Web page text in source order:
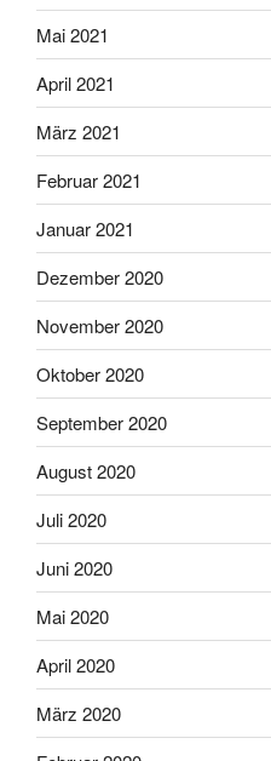
Mai 2021
April 2021
März 2021
Februar 2021
Januar 2021
Dezember 2020
November 2020
Oktober 2020
September 2020
August 2020
Juli 2020
Juni 2020
Mai 2020
April 2020
März 2020